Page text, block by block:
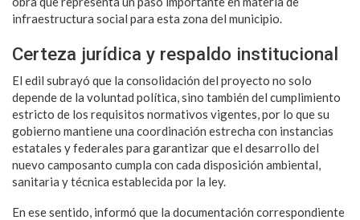
infraestructura social para esta zona del municipio.
Certeza jurídica y respaldo institucional
El edil subrayó que la consolidación del proyecto no solo
depende de la voluntad política, sino también del cumplimiento
estricto de los requisitos normativos vigentes, por lo que su
gobierno mantiene una coordinación estrecha con instancias
estatales y federales para garantizar que el desarrollo del
nuevo camposanto cumpla con cada disposición ambiental,
sanitaria y técnica establecida por la ley.
En ese sentido, informó que la documentación correspondiente